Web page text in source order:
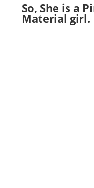
So, She is a
Material girl.